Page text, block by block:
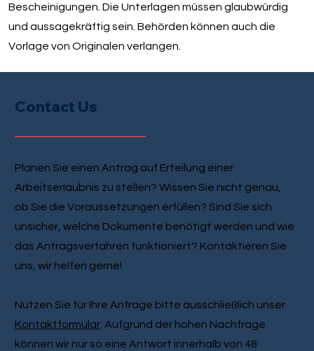
Bescheinigungen. Die Unterlagen müssen glaubwürdig
und aussagekräftig sein. Behörden können auch die
Vorlage von Originalen verlangen.
Contact Us
Planen Sie einen Antrag auf Erteilung einer
Arbeitserlaubnis zu stellen? Wissen Sie nicht genau,
ob Sie die Voraussetzungen erfüllen? Sind Sie sich
unsicher, welche Dokumente benötigt werden und wie
das Antragsverfahren funktioniert? Kontaktieren Sie
uns, wir helfen gerne!
Nutzen Sie für Ihre Anfrage bitte ausschließlich unser
Kontaktformular. Aufgrund der hohen Nachfrage
können wir nur so eine Antwort innerhalb von 48